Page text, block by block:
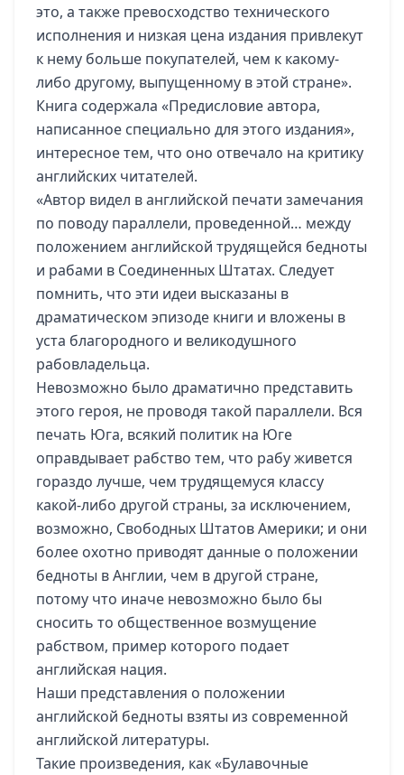
это, а также превосходство технического
исполнения и низкая цена издания привлекут
к нему больше покупателей, чем к какому-
либо другому, выпущенному в этой стране».
Книга содержала «Предисловие автора,
написанное специально для этого издания»,
интересное тем, что оно отвечало на критику
английских читателей.
«Автор видел в английской печати замечания
по поводу параллели, проведенной… между
положением английской трудящейся бедноты
и рабами в Соединенных Штатах. Следует
помнить, что эти идеи высказаны в
драматическом эпизоде книги и вложены в
уста благородного и великодушного
рабовладельца.
Невозможно было драматично представить
этого героя, не проводя такой параллели. Вся
печать Юга, всякий политик на Юге
оправдывает рабство тем, что рабу живется
гораздо лучше, чем трудящемуся классу
какой-либо другой страны, за исключением,
возможно, Свободных Штатов Америки; и они
более охотно приводят данные о положении
бедноты в Англии, чем в другой стране,
потому что иначе невозможно было бы
сносить то общественное возмущение
рабством, пример которого подает
английская нация.
Наши представления о положении
английской бедноты взяты из современной
английской литературы.
Такие произведения, как «Булавочные